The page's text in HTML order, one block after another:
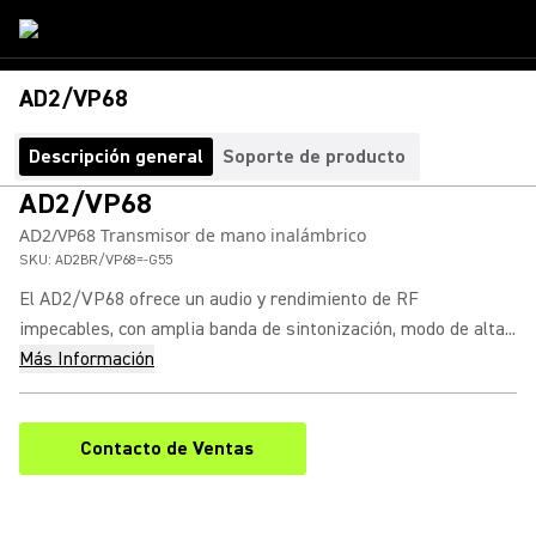
AD2/VP68
Descripción general Soporte de producto
AD2/VP68
AD2/VP68 Transmisor de mano inalámbrico
SKU: AD2BR/VP68=-G55
El AD2/VP68 ofrece un audio y rendimiento de RF
impecables, con amplia banda de sintonización, modo de alta...
Más Información
Contacto de Ventas